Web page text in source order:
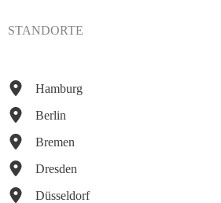
STANDORTE
Hamburg
Berlin
Bremen
Dresden
Düsseldorf